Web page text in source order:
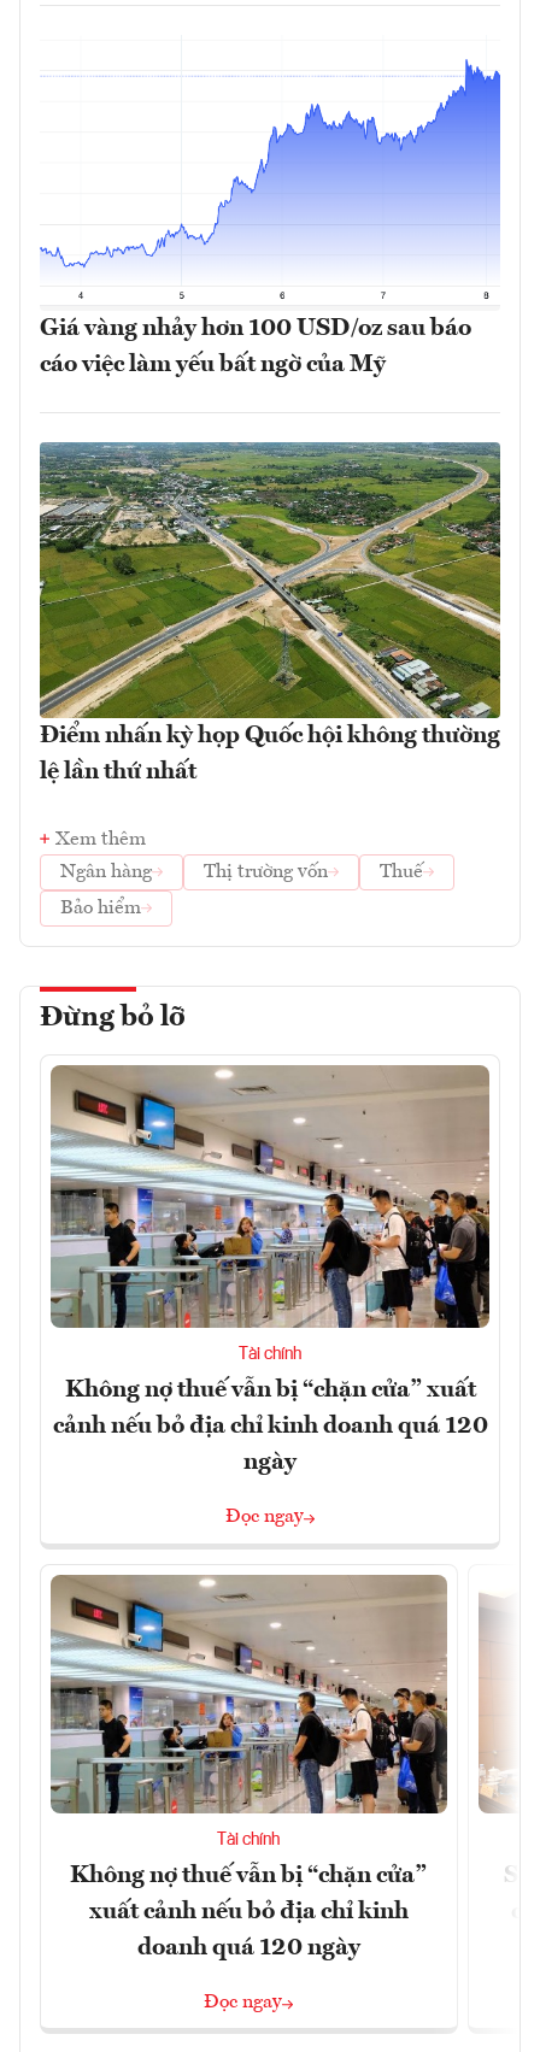
Giá vàng nhảy hơn 100 USD/oz sau báo
cáo việc làm yếu bất ngờ của Mỹ
Điểm nhấn kỳ họp Quốc hội không thường
lệ lần thứ nhất
Xem thêm
Ngân hàng
Thị trường vốn
Thuế
Bảo hiểm
Đừng bỏ lỡ
Tài chính
Không nợ thuế vẫn bị “chặn cửa” xuất
cảnh nếu bỏ địa chỉ kinh doanh quá 120
ngày
Đọc ngay
Tài chính
Không nợ thuế vẫn bị “chặn cửa”
xuất cảnh nếu bỏ địa chỉ kinh
doanh quá 120 ngày
Đọc ngay